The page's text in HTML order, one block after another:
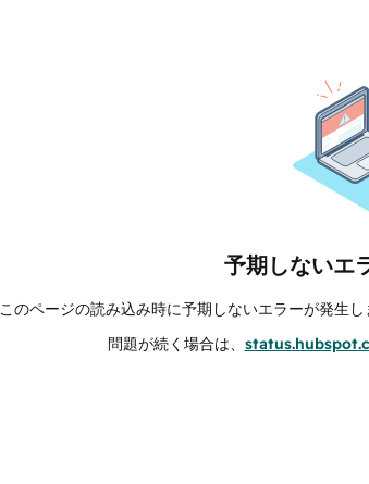
予期しないエ
このページの読み込み時に予期しないエラーが発生
問題が続く場合は、